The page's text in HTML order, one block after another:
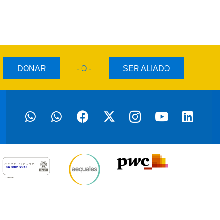
DONAR - O - SER ALIADO